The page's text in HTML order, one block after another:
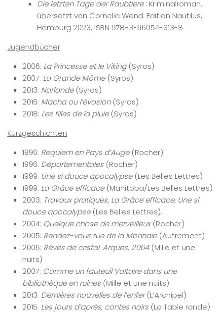
Die letzten Tage der Raubtiere: Kriminalroman.
übersetzt von Cornelia Wend. Edition Nautilus,
Hamburg 2023, ISBN 978-3-96054-313-8
Jugendbücher
2006: La Princesse et le Viking(Syros)
2007: La Grande Môme(Syros)
2013: Norlande(Syros)
2016: Macha ou l’évasion(Syros)
2018: Les filles de la pluie(Syros)
Kurzgeschichten
1996: Requiem en Pays d’Auge(Rocher)
1996: Départementales(Rocher)
1999: Une si douce apocalypse(Les Belles Lettres)
1999: La Grâce efficace(Manitoba/Les Belles Lettres)
2003: Travaux pratiques, La Grâce efficace, Une si
douce apocalypse(Les Belles Lettres).
2004: Quelque chose de merveilleux(Rocher)
2005: Rendez-vous rue de la Monnaie(Autrement)
2006: Rêves de cristal. Arques, 2064(Mille et une
nuits)
2007: Comme un fauteuil Voltaire dans une
bibliothèque en ruines(Mille et une nuits)
2013: Dernières nouvelles de l’enfer(L’Archipel)
2015: Les jours d’après, contes noirs(La Table ronde)